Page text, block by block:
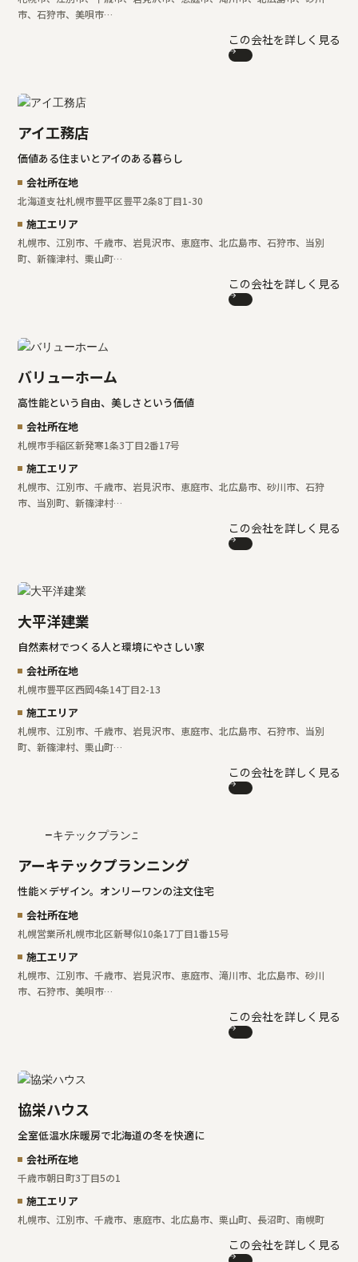
市、石狩市、美唄市…
この会社を詳しく見る
アイ工務店
価値ある住まいとアイのある暮らし
会社所在地
北海道支社札幌市豊平区豊平2条8丁目1-30
施工エリア
札幌市、江別市、千歳市、岩見沢市、恵庭市、北広島市、石狩市、当別
町、新篠津村、栗山町…
この会社を詳しく見る
バリューホーム
高性能という自由、美しさという価値
会社所在地
札幌市手稲区新発寒1条3丁目2番17号
施工エリア
札幌市、江別市、千歳市、岩見沢市、恵庭市、北広島市、砂川市、石狩
市、当別町、新篠津村…
この会社を詳しく見る
大平洋建業
自然素材でつくる人と環境にやさしい家
会社所在地
札幌市豊平区西岡4条14丁目2-13
施工エリア
札幌市、江別市、千歳市、岩見沢市、恵庭市、北広島市、石狩市、当別
町、新篠津村、栗山町…
この会社を詳しく見る
アーキテックプランニング
性能×デザイン。オンリーワンの注文住宅
会社所在地
札幌営業所札幌市北区新琴似10条17丁目1番15号
施工エリア
札幌市、江別市、千歳市、岩見沢市、恵庭市、滝川市、北広島市、砂川
市、石狩市、美唄市…
この会社を詳しく見る
協栄ハウス
全室低温水床暖房で北海道の冬を快適に
会社所在地
千歳市朝日町3丁目5の1
施工エリア
札幌市、江別市、千歳市、恵庭市、北広島市、栗山町、長沼町、南幌町
この会社を詳しく見る